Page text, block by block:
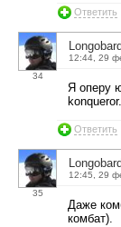
Ответить
34
Longobard
12:44, 29
Я оперу
konqueror.
Ответить
35
Longobard
12:45, 29
Даже
комбат).